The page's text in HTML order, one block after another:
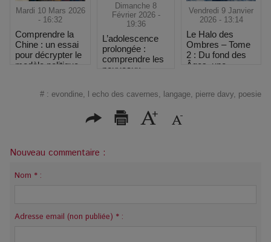
Mardi 10 Mars 2026
- 16:32
Comprendre la
Chine : un essai
pour décrypter le
modèle politique
Dimanche 8
Février 2026 -
19:36
L’adolescence
prolongée :
comprendre les
nouveaux
développement
psychique
Vendredi 9 Janvier
2026 - 13:14
Le Halo des
Ombres – Tome
2 : Du fond des
Âges, une
intense
# : evondine l echo des cavernes langage pierre davy poesie
Nouveau commentaire :
Nom * :
Adresse email (non publiée) * :